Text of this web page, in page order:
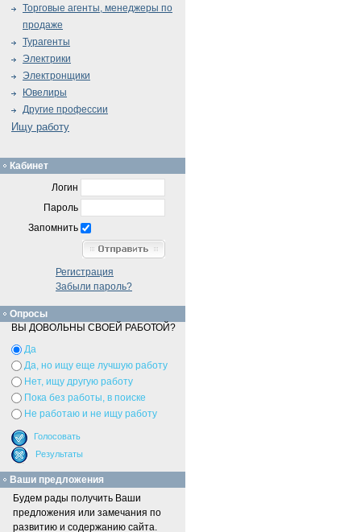
Торговые агенты, менеджеры по
продаже
Турагенты
Электрики
Электронщики
Ювелиры
Другие профессии
Ищу работу
Кабинет
Логин
Пароль
Запомнить
Регистрация
Забыли пароль?
Опросы
ВЫ ДОВОЛЬНЫ СВОЕЙ РАБОТОЙ?
Да
Да, но ищу еще лучшую работу
Нет, ищу другую работу
Пока без работы, в поиске
Не работаю и не ищу работу
Ваши предложения
Будем рады получить Ваши
предложения или замечания по
развитию и содержанию сайта.